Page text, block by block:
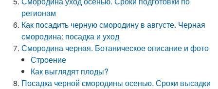
регионам
Как посадить черную смородину в августе. Черная
смородина: посадка и уход
Смородина черная. Ботаническое описание и фото
Строение
Как выглядят плоды?
Посадка черной смородины осенью. Сроки высадки